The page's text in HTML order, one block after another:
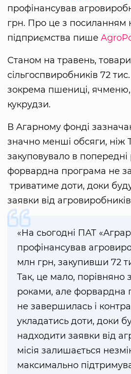
профінансував
грн. Про це з посиланням
підприємства пише
Станом на травень,
сільгоспвиробників 72
зокрема пшениці,
кукрудзи.
В Агарному фонді
значно менші обсяги, ніж
закуповувало в
форвардна програма не
триватиме доти, доки
заявки від
«На сьогодні ПАТ
профінансував
млн грн, закупивши 72
Так, це мало, порівняно
роками, але форвардна
не завершилась і
укладатись доти, доки
надходити заявки від
місія залишається
максимально